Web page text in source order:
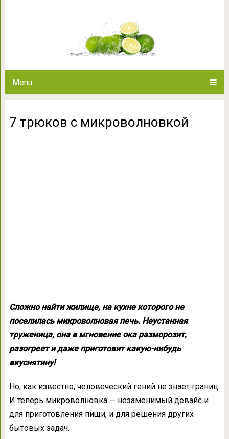
Menu
7 трюков с микроволновкой
Сложно найти жилище, на кухне которого не
поселилась микроволновая печь. Неустанная
труженица, она в мгновение ока разморозит,
разогреет и даже приготовит какую-нибудь
вкуснятину!
Но, как известно, человеческий гений не знает границ.
И теперь микроволновка — незаменимый девайс и
для приготовления пищи, и для решения других
бытовых задач.